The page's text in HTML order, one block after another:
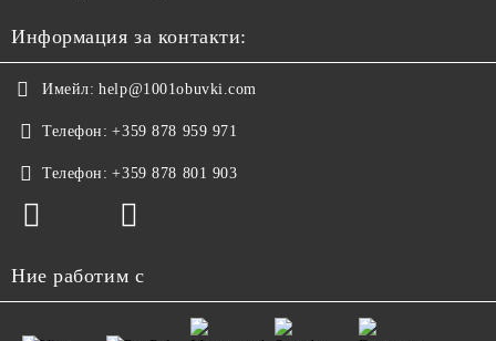
Информация за контакти:
Имейл: help@1001obuvki.com
Телефон: +359 878 959 971
Телефон: +359 878 801 903
Ние работим с